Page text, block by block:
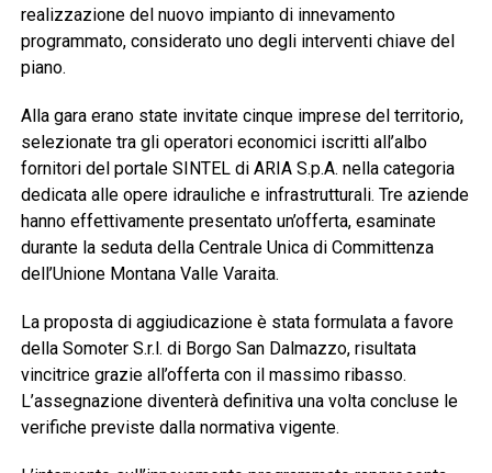
realizzazione del nuovo impianto di innevamento
programmato, considerato uno degli interventi chiave del
piano.
Alla gara erano state invitate cinque imprese del territorio,
selezionate tra gli operatori economici iscritti all’albo
fornitori del portale SINTEL di ARIA S.p.A. nella categoria
dedicata alle opere idrauliche e infrastrutturali. Tre aziende
hanno effettivamente presentato un’offerta, esaminate
durante la seduta della Centrale Unica di Committenza
dell’Unione Montana Valle Varaita.
La proposta di aggiudicazione è stata formulata a favore
della Somoter S.r.l. di Borgo San Dalmazzo, risultata
vincitrice grazie all’offerta con il massimo ribasso.
L’assegnazione diventerà definitiva una volta concluse le
verifiche previste dalla normativa vigente.